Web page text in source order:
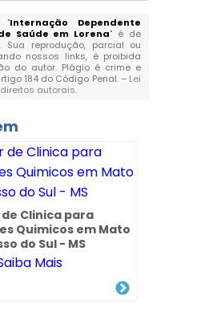
"Internação Dependente
Saúde em Lorena" é de
Sua reprodução, parcial ou
nossos links, é proibida
do autor. Plágio é crime e
184 do Código Penal. – Lei
autorais.
Clinica para
Quimicos em Mato
do Sul - MS
Mais